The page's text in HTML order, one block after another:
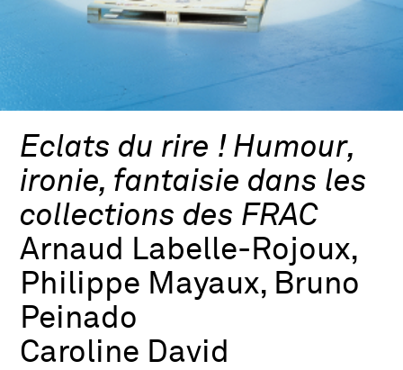
Eclats du rire ! Humour,
ironie, fantaisie dans les
collections des FRAC
Arnaud Labelle-Rojoux,
Philippe Mayaux, Bruno
Peinado
Caroline David